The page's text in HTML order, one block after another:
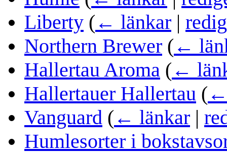
Liberty ( ← länkar |
Northern Brewer ( ←
Hallertau Aroma ( ←
Hallertauer Hallertau (
Vanguard ( ← länkar |
Humlesorter i